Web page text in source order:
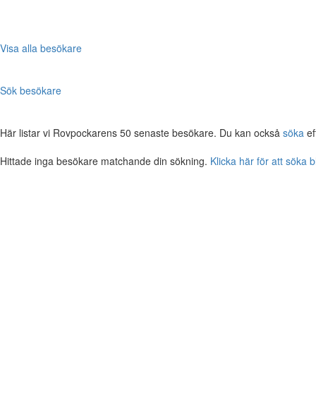
Visa alla besökare
Sök besökare
Här listar vi Rovpockarens 50 senaste besökare. Du kan också söka
Hittade inga besökare matchande din sökning. Klicka här för att söka